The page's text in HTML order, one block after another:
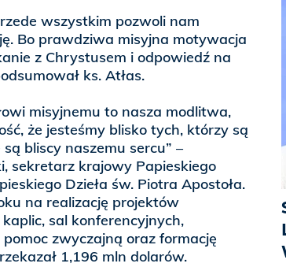
wszystkim pozwoli nam
Bo prawdziwa misyjna motywacja
z Chrystusem i odpowiedź na
ks. Atłas.
misyjnemu to nasza modlitwa,
że jesteśmy blisko tych, którzy są
bliscy naszemu sercu” –
sekretarz krajowy Papieskiego
Dzieła św. Piotra Apostoła.
na realizację projektów
sal konferencyjnych,
zwyczajną oraz formację
1,196 mln dolarów.